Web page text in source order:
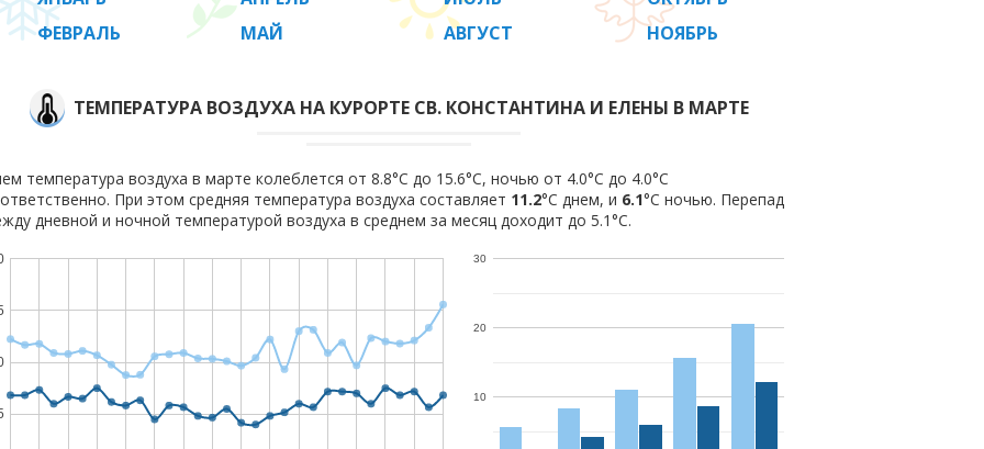
ФЕВРАЛЬ
МАЙ
АВГУСТ
НОЯБРЬ
ТЕМПЕРАТУРА ВОЗДУХА НА КУРОРТЕ СВ. КОНСТАНТИНА И ЕЛЕНЫ В МАРТЕ
температура воздуха в марте колеблется от 8.8°C до 15.6°C, ночью от 4.0°C до 4.0°C
При этом средняя температура воздуха составляет 11.2°C днем, и 6.1°C ночью. Перепад
дневной и ночной температурой воздуха в среднем за месяц доходит до 5.1°С.
10
20
30